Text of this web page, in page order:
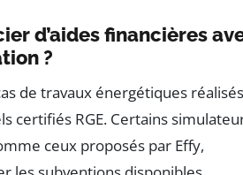
d’aides financières
?
de travaux énergétiques réalisés
certifiés RGE. Certains
ceux proposés par Effy,